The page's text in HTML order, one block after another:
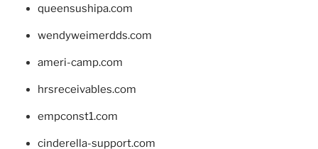
queensushipa.com
wendyweimerdds.com
ameri-camp.com
hrsreceivables.com
empconst1.com
cinderella-support.com